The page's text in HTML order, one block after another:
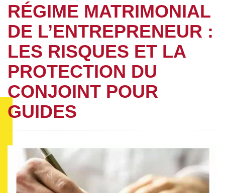
RÉGIME MATRIMONIAL
DE L’ENTREPRENEUR :
LES RISQUES ET LA
PROTECTION DU
CONJOINT POUR
GUIDES